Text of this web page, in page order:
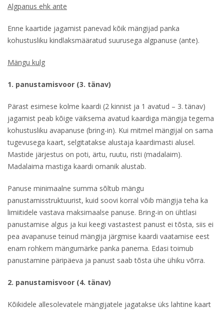
Algpanus ehk ante
Enne kaartide jagamist panevad kõik mängijad panka
kohustusliku kindlaksmääratud suurusega algpanuse (ante).
Mängu kulg
1. panustamisvoor (3. tänav)
Pärast esimese kolme kaardi (2 kinnist ja 1 avatud – 3. tänav)
jagamist peab kõige väiksema avatud kaardiga mängija tegema
kohustusliku avapanuse (bring-in). Kui mitmel mängijal on sama
tugevusega kaart, selgitatakse alustaja kaardimasti alusel.
Mastide järjestus on poti, ärtu, ruutu, risti (madalaim).
Madalaima mastiga kaardi omanik alustab.
Panuse minimaalne summa sõltub mängu
panustamisstruktuurist, kuid soovi korral võib mängija teha ka
limiitidele vastava maksimaalse panuse. Bring-in on ühtlasi
panustamise algus ja kui keegi vastastest panust ei tõsta, siis ei
pea avapanuse teinud mängija järgmise kaardi vaatamise eest
enam rohkem mängumärke panka panema. Edasi toimub
panustamine päripäeva ja panust saab tõsta ühe ühiku võrra.
2. panustamisvoor (4. tänav)
Kõikidele allesolevatele mängijatele jagatakse üks lahtine kaart